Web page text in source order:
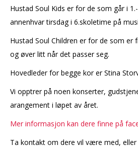
Hustad Soul Kids er for de som går i
annenhvar tirsdag i 6.skoletime på
Hustad Soul Children er for de som er
og øver litt når det passer seg.
Hovedleder for begge kor er Stina
Vi opptrer på noen konserter,
arangement i løpet av året.
Mer informasjon kan dere finne på
Ta kontakt om dere vil være med,